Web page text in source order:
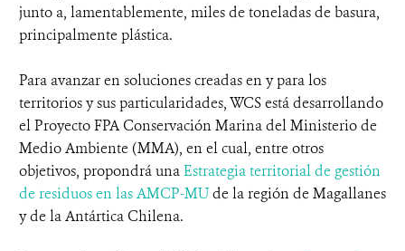
junto a, lamentablemente, miles de toneladas de basura,
principalmente plástica.
Para avanzar en soluciones creadas en y para los
territorios y sus particularidades, WCS está desarrollando
el Proyecto FPA Conservación Marina del Ministerio de
Medio Ambiente (MMA), en el cual, entre otros
objetivos, propondrá unaEstrategia territorial de gestión
de residuos en las AMCP-MUde la región de Magallanes
y de la Antártica Chilena.